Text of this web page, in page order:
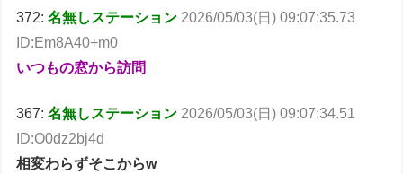
372:名無しステーション 2026/05/03(日) 09:07:35.73
ID:Em8A40+m0
いつもの窓から訪問
367:名無しステーション 2026/05/03(日) 09:07:34.51
ID:O0dz2bj4d
相変わらずそこからw